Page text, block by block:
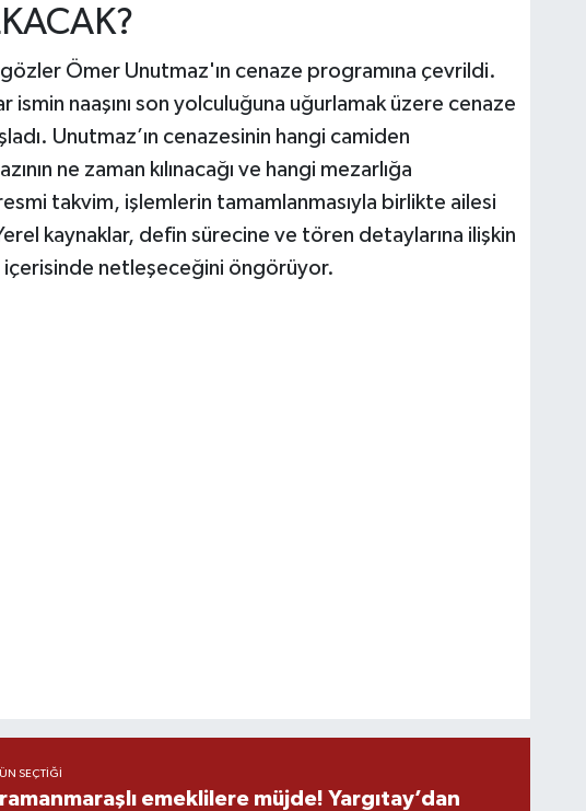
Ömer Unutmaz'ın cenaze programına çevrildi.
ismin naaşını son yolculuğuna uğurlamak üzere cenaze
Unutmaz’ın cenazesinin hangi camiden
ne zaman kılınacağı ve hangi mezarlığa
takvim, işlemlerin tamamlanmasıyla birlikte ailesi
kaynaklar, defin sürecine ve tören detaylarına ilişkin
içerisinde netleşeceğini öngörüyor.
SEÇTIĞI
emeklilere müjde! Yargıtay’dan